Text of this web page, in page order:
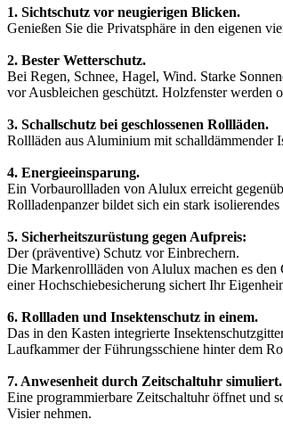
1. Sichtschutz vor neugierigen Blicken.
Genießen Sie die Privatsphäre in den eigenen
2. Bester Wetterschutz.
Bei Regen, Schnee, Hagel, Wind. Starke
vor Ausbleichen geschützt. Holzfenster werden
3. Schallschutz bei geschlossenen Rollläden.
Rollläden aus Aluminium mit schalldämmender
4. Energieeinsparung.
Ein Vorbaurollladen von Alulux erreicht
Rollladenpanzer bildet sich ein stark
5. Sicherheitszurüstung gegen Aufpreis:
Der (präventive) Schutz vor Einbrechern.
Die Markenrollläden von Alulux machen es den
einer Hochschiebesicherung sichert Ihr
6. Rollladen und Insektenschutz in einem.
Das in den Kasten integrierte
Laufkammer der Führungsschiene hinter dem
7. Anwesenheit durch Zeitschaltuhr simuliert.
Eine programmierbare Zeitschaltuhr öffnet und
Visier nehmen.